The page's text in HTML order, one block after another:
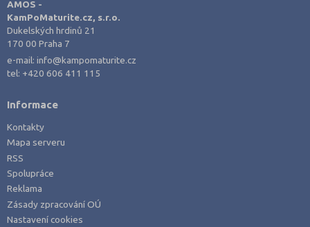
AMOS -
KamPoMaturite.cz, s.r.o.
Dukelských hrdinů 21
170 00 Praha 7
e-mail:info@kampomaturite.cz
tel: +420 606 411 115
Informace
Kontakty
Mapa serveru
RSS
Spolupráce
Reklama
Zásady zpracování OÚ
Nastavení cookies